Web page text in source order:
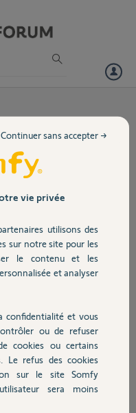
alarme est resté bloquée
réseau WiFi.
vie privée
utilisons des
sur notre site pour les
le contenu et les
et analyser
confidentialité et vous
ou de refuser
cookies ou certains
Le refus des cookies
sur le site Somfy
sera moins
Continuer sans accepter →